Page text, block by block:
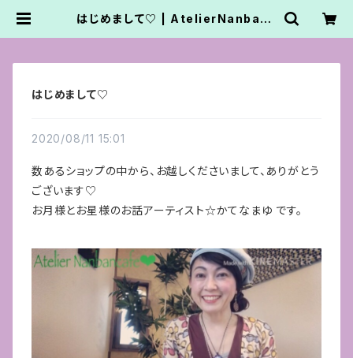
はじめまして♡ | AtelierNanbanc
はじめまして♡
2020/08/11 15:01
数あるショップの中から、お越しくださいまして、ありがとう
ございます♡
お月様とお星様のお話アーティスト☆かてなまゆ です。